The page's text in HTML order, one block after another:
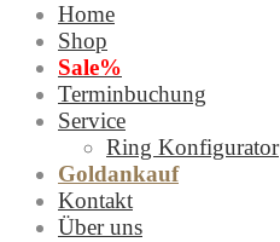
Home
Shop
Sale%
Terminbuchung
Service
Ring Konfigurator
Goldankauf
Kontakt
Über uns